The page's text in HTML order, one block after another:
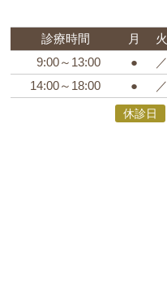
診療時間 月 火
9:00～13:00
● ／
14:00～18:00
● ／
休診日